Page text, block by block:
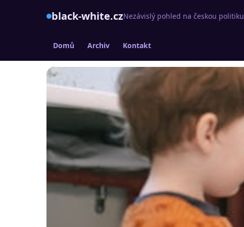
black-white.czNezávislý pohled na českou politiku
Domů Archiv Kontakt